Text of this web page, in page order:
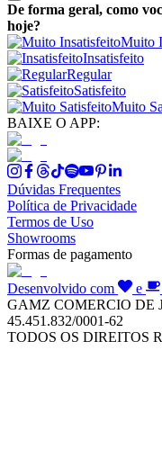
De forma geral, como
hoje?
Muito
Insatisfeito
Regular
Satisfeito
Muito
BAIXE O APP:
Dúvidas Frequentes
Política de Privacidade
Termos de Uso
Showrooms
Formas de pagamento
Desenvolvido com e
GAMZ COMERCIO DE
45.451.832/0001-62
TODOS OS DIREITOS